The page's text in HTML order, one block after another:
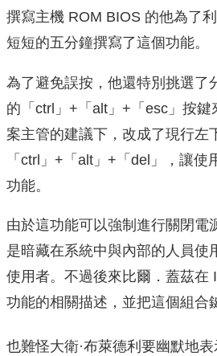
撰寫主機 ROM BIOS 的他為了
短短的五分鐘撰寫了這個功能。
為了避免誤按，他還特別挑選了
的「ctrl」+「alt」+「esc」按
案主管的建議下，改成了現行左
「ctrl」+「alt」+「del」，讓使
功能。
由於這功能可以強制進行關閉電
是暗藏在系統中與內部的人員使
使用者。不過後來比爾．蓋茲在
功能的相關描述，並把這個組合
也難怪大衛·布萊德利要幽默地